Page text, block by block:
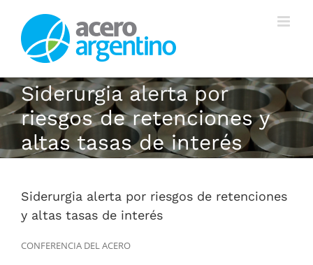
contenido
Siderurgia alerta por
riesgos de retenciones y
altas tasas de interés
Siderurgia alerta por riesgos de retenciones
y altas tasas de interés
CONFERENCIA DEL ACERO